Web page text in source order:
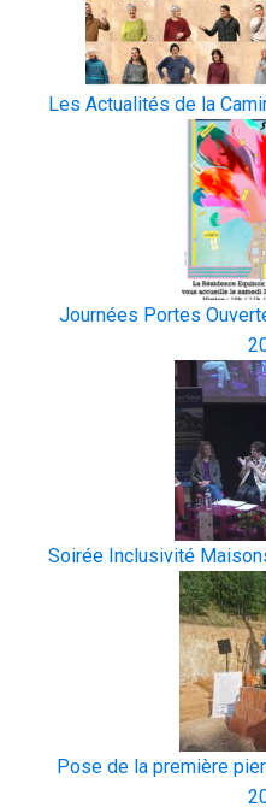
Les Actualités de la
Journées Portes
Soirée Inclusivité
Pose de la première